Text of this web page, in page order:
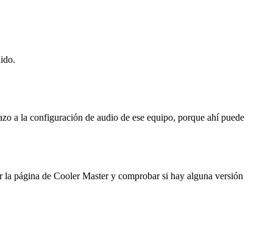
a la configuración de audio de ese equipo, porque ahí puede
página de Cooler Master y comprobar si hay alguna versión